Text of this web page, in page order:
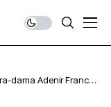
dama Adenir Franco